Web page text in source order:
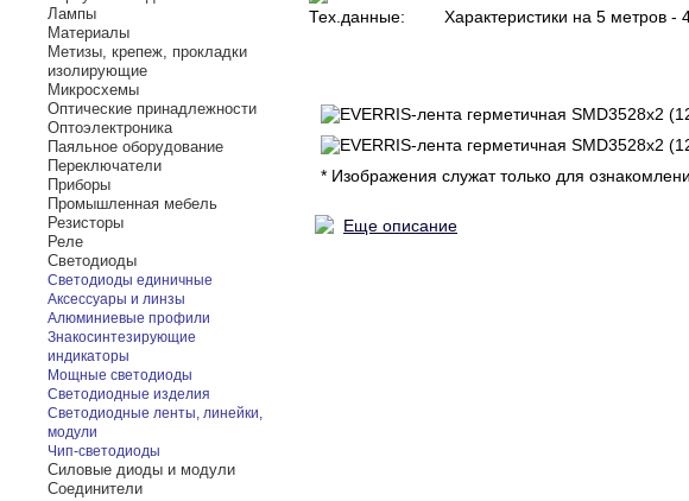
Лампы
Материалы
Метизы, крепеж, прокладки
изолирующие
Микросхемы
Оптические принадлежности
Оптоэлектроника
Паяльное оборудование
Переключатели
Приборы
Промышленная мебель
Резисторы
Реле
Светодиоды
Светодиоды единичные
Аксессуары и линзы
Алюминиевые профили
Знакосинтезирующие
индикаторы
Мощные светодиоды
Светодиодные изделия
Светодиодные ленты, линейки,
модули
Чип-светодиоды
Силовые диоды и модули
Соединители
Тех.данные: Характеристики на 5 метров -
* Изображения служат только для
Еще описание